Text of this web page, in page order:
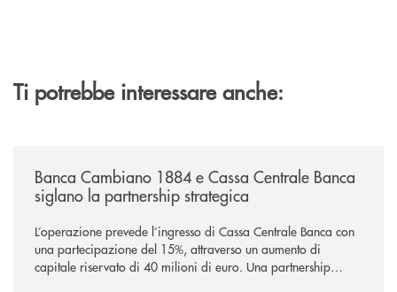
Ti potrebbe interessare anche:
Banca Cambiano 1884 e Cassa Centrale Banca
siglano la partnership strategica
L’operazione prevede l’ingresso di Cassa Centrale Banca con
una partecipazione del 15%, attraverso un aumento di
capitale riservato di 40 milioni di euro. Una partnership